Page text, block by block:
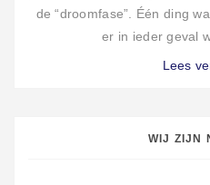
de “droomfase”. Één ding
er in ieder geval
Lees
WIJ ZIJN